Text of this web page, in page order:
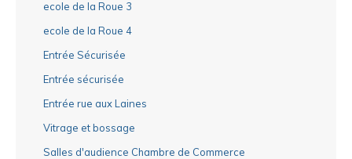
ecole de la Roue 3
ecole de la Roue 4
Entrée Sécurisée
Entrée sécurisée
Entrée rue aux Laines
Vitrage et bossage
Salles d'audience Chambre de Commerce